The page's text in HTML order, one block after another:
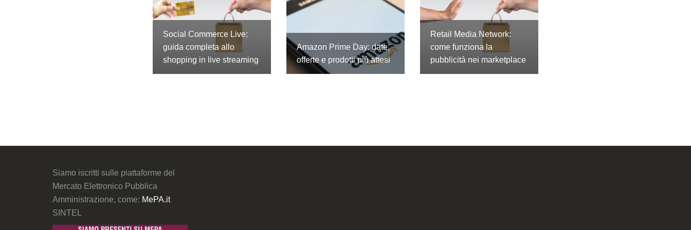
Social Commerce Live:
guida completa allo
shopping in live streaming
Amazon Prime Day: date,
offerte e prodotti più attesi
Retail Media Network:
come funziona la
pubblicità nei marketplace
Siamo iscritti sulle piattaforme del
Mercato Elettronico Pubblica
Amministrazione, come: MePA.it
SINTEL